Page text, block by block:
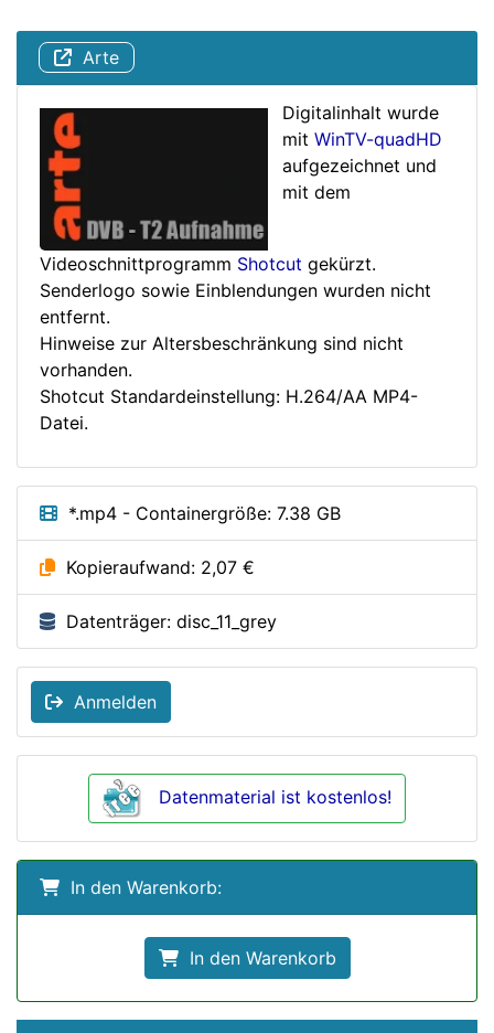
Arte
Digitalinhalt wurde
mit WinTV-quadHD
aufgezeichnet und
mit dem
Videoschnittprogramm Shotcut gekürzt.
Senderlogo sowie Einblendungen wurden nicht
entfernt.
Hinweise zur Altersbeschränkung sind nicht
vorhanden.
Shotcut Standardeinstellung: H.264/AA MP4-
Datei.
*.mp4 - Containergröße: 7.38 GB
Kopieraufwand: 2,07 €
Datenträger: disc_11_grey
Anmelden
Datenmaterial ist kostenlos!
In den Warenkorb:
In den Warenkorb